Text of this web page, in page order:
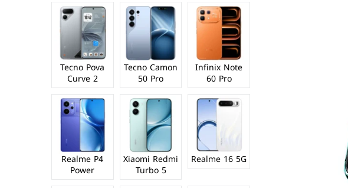
Infinix Note
60 Pro
Tecno Camon
50 Pro
Tecno Pova
Curve 2
Realme 16 5G
Xiaomi Redmi
Turbo 5
Realme P4
Power